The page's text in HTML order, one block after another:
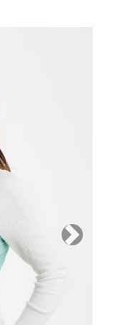
Next